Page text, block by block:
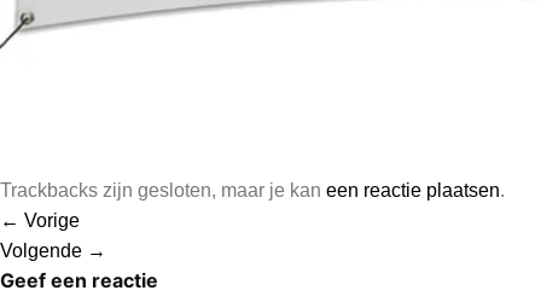
Trackbacks zijn gesloten, maar je kan een reactie plaatsen.
← Vorige
Volgende →
Geef een reactie